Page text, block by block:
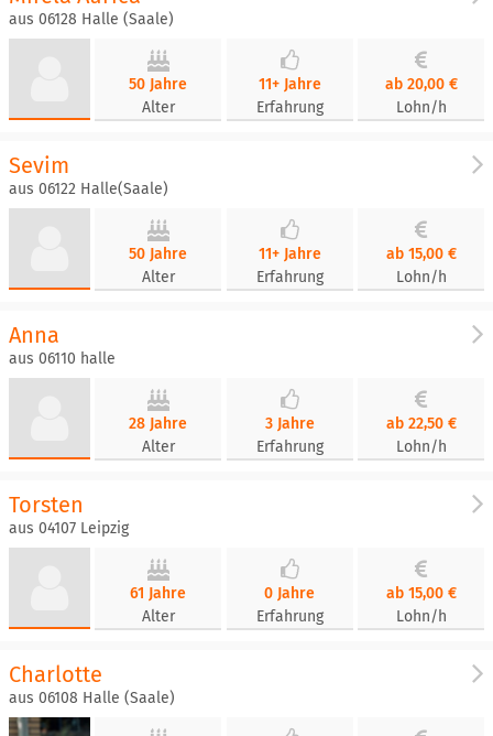
aus 06128 Halle (Saale)
50 Jahre
Alter
11+ Jahre
Erfahrung
ab 20,00 €
Lohn/h
Sevim
aus 06122 Halle(Saale)
50 Jahre
Alter
11+ Jahre
Erfahrung
ab 15,00 €
Lohn/h
Anna
aus 06110 halle
28 Jahre
Alter
3 Jahre
Erfahrung
ab 22,50 €
Lohn/h
Torsten
aus 04107 Leipzig
61 Jahre
Alter
0 Jahre
Erfahrung
ab 15,00 €
Lohn/h
Charlotte
aus 06108 Halle (Saale)